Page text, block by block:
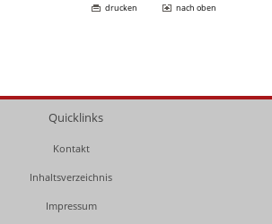
drucken nach oben
Quicklinks
Kontakt
Inhaltsverzeichnis
Impressum